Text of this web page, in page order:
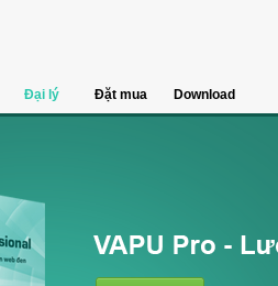
Đại lý Đặt mua Download